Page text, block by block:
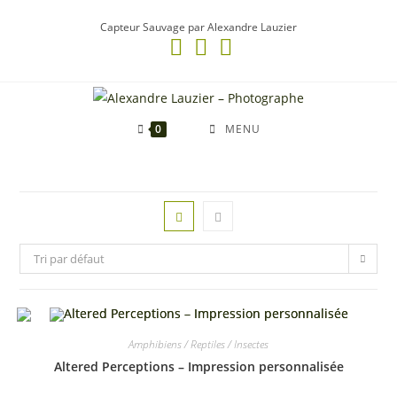
Capteur Sauvage par Alexandre Lauzier
0 MENU
Tri par défaut
Amphibiens / Reptiles / Insectes
Altered Perceptions – Impression personnalisée